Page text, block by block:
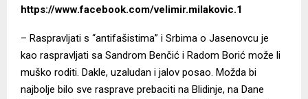
https://www.facebook.com/velimir.milakovic.1
– Raspravljati s “antifašistima” i Srbima o Jasenovcu je
kao raspravljati sa Sandrom Benčić i Radom Borić može li
muško roditi. Dakle, uzaludan i jalov posao. Možda bi
najbolje bilo sve rasprave prebaciti na Blidinje, na Dane